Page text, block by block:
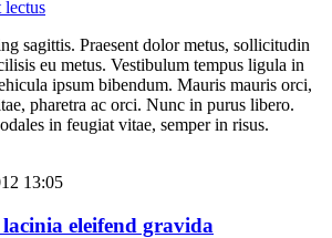
sagittis. Praesent dolor metus, sollicitudin
eu metus. Vestibulum tempus ligula in
ipsum bibendum. Mauris mauris orci,
pharetra ac orci. Nunc in purus libero.
in feugiat vitae, semper in risus.
13:05
eleifend gravida